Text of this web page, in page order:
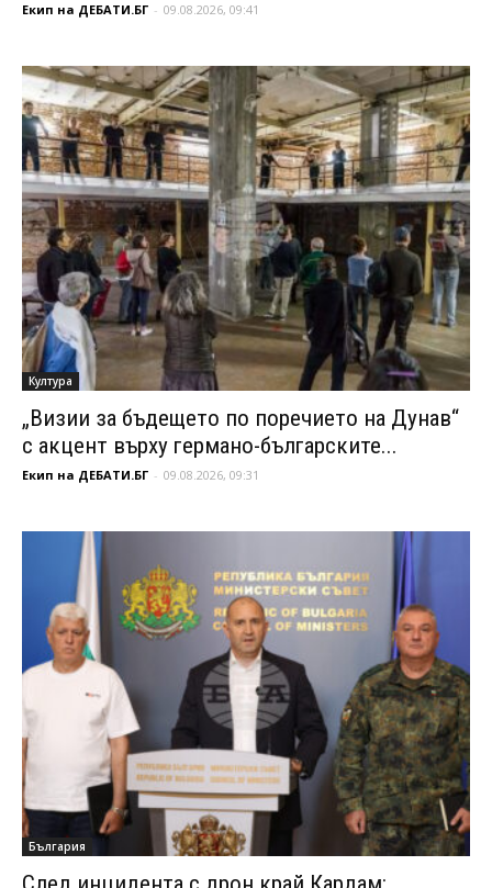
Екип на ДЕБАТИ.БГ - 09.08.2026, 09:41
Култура
„Визии за бъдещето по поречието на Дунав“
с акцент върху германо-българските...
Екип на ДЕБАТИ.БГ - 09.08.2026, 09:31
България